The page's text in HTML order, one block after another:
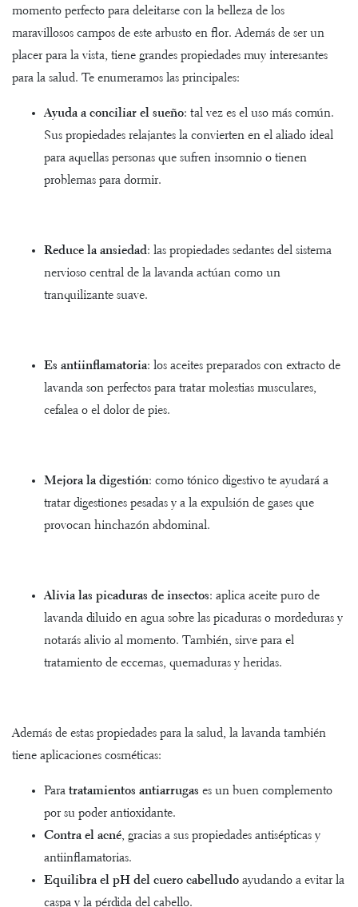
momento perfecto para deleitarse con la belleza de los
maravillosos campos de este arbusto en flor. Además de ser un
placer para la vista, tiene grandes propiedades muy interesantes
para la salud. Te enumeramos las principales:
Ayuda a conciliar el sueño: tal vez es el uso más común.
Sus propiedades relajantes la convierten en el aliado ideal
para aquellas personas que sufren insomnio o tienen
problemas para dormir.
Reduce la ansiedad: las propiedades sedantes del sistema
nervioso central de la lavanda actúan como un
tranquilizante suave.
Es antiinflamatoria: los aceites preparados con extracto de
lavanda son perfectos para tratar molestias musculares,
cefalea o el dolor de pies.
Mejora la digestión: como tónico digestivo te ayudará a
tratar digestiones pesadas y a la expulsión de gases que
provocan hinchazón abdominal.
Alivia las picaduras de insectos: aplica aceite puro de
lavanda diluido en agua sobre las picaduras o mordeduras y
notarás alivio al momento. También, sirve para el
tratamiento de eccemas, quemaduras y heridas.
Además de estas propiedades para la salud, la lavanda también
tiene aplicaciones cosméticas:
Para tratamientos antiarrugas es un buen complemento
por su poder antioxidante.
Contra el acné, gracias a sus propiedades antisépticas y
antiinflamatorias.
Equilibra el pH del cuero cabelludo ayudando a evitar la
caspa y la pérdida del cabello.